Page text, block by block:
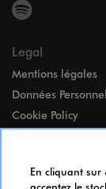
Legal
Mentions légales
Données
Cookie Policy
Index égalité
En cliquant sur
acceptez le